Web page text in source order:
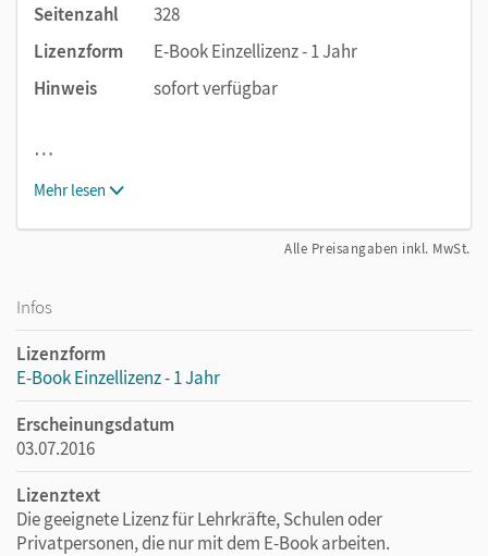
Seitenzahl
328
Lizenzform
E-Book Einzellizenz - 1 Jahr
Hinweis
sofort verfügbar
…
Mehr lesen
Alle Preisangaben inkl. MwSt.
Infos
Lizenzform
E-Book Einzellizenz - 1 Jahr
Erscheinungsdatum
03.07.2016
Lizenztext
Die geeignete Lizenz für Lehrkräfte, Schulen oder
Privatpersonen, die nur mit dem E-Book arbeiten.